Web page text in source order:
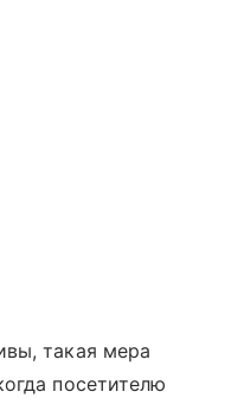
такая мера
посетителю